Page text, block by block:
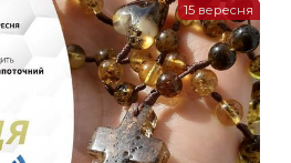
15 вересня